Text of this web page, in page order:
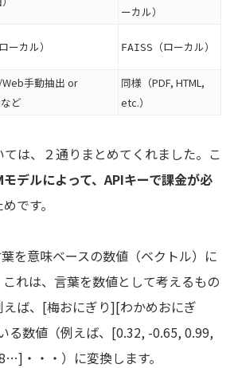
ーカル）
ローカル） FAISS （ローカル）
手動抽出 or
ど
同様（PDF, HTML,
etc.）
は、２通りまとめてくれました。こ
デルによって、APIキーで課金が必
めです。
を意味ベースの数値（ベクトル）に
れは、言葉を数値として考えるもの
えば、[梅おにぎり][わかめおにぎ
る数値（例えば、[0.32, -0.65, 0.99,
・・・）に変換します。